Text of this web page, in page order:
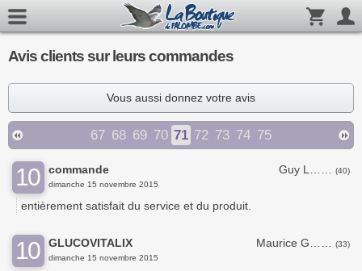
Avis clients sur leurs commandes
Vous aussi donnez votre avis
67 68 69 70 71 72 73 74 75
Guy L…… (40)
10 commande
dimanche 15 novembre 2015
entièrement satisfait du service et du produit.
Maurice G…… (33)
10 GLUCOVITALIX
dimanche 15 novembre 2015